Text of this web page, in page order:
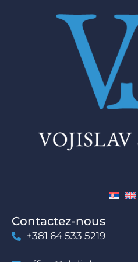
Contactez-nous
+381 64 533 5219